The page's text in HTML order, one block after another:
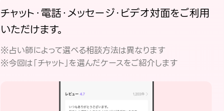
チャット・電話・メッセージ・ビデオ対面をご利用
いただけます。
※占い師によって選べる相談方法は異なります
※今回は「チャット」を選んだケースをご紹介します